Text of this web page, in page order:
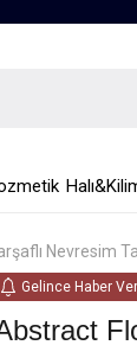
Nevresim
Gelince Haber Ver